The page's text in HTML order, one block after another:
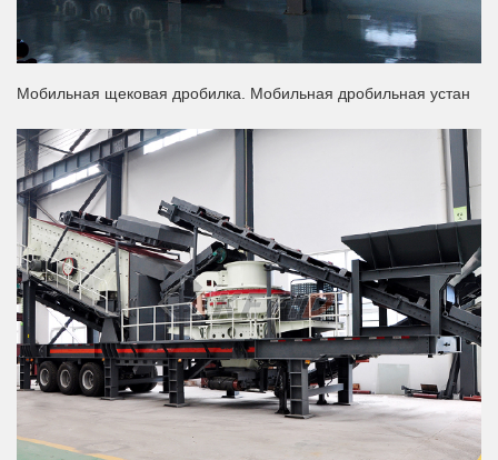
Мобильная щековая дробилка. Мобильная дробильная устан